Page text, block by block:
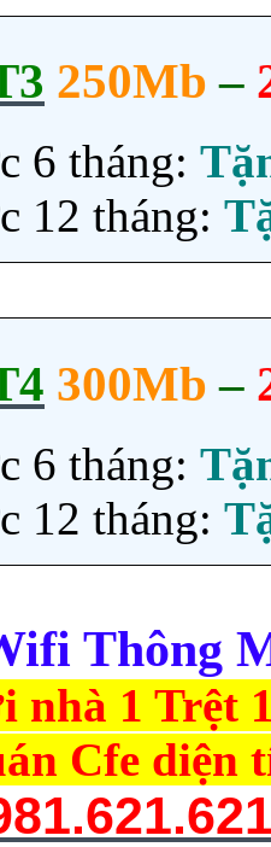
250Mb –
6 tháng:
12 tháng:
300Mb –
6 tháng:
12 tháng:
Thông
nhà 1 Trệt
Cfe diện